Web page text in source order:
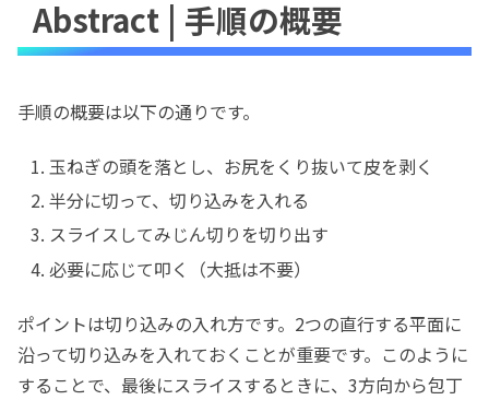
Abstract | 手順の概要
手順の概要は以下の通りです。
玉ねぎの頭を落とし、お尻をくり抜いて皮を剥く
半分に切って、切り込みを入れる
スライスしてみじん切りを切り出す
必要に応じて叩く（大抵は不要）
ポイントは切り込みの入れ方です。2つの直行する平面に
沿って切り込みを入れておくことが重要です。このように
することで、最後にスライスするときに、3方向から包丁